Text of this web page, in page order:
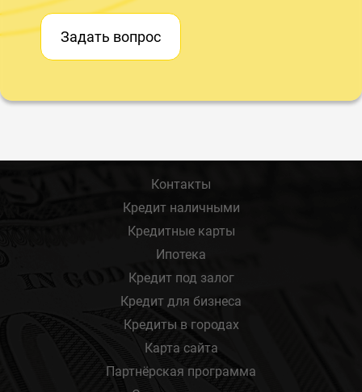
Задать вопрос
Контакты
Кредит наличными
Кредитные карты
Ипотека
Кредит под залог
Кредит для бизнеса
Кредиты в городах
Карта сайта
Партнёрская программа